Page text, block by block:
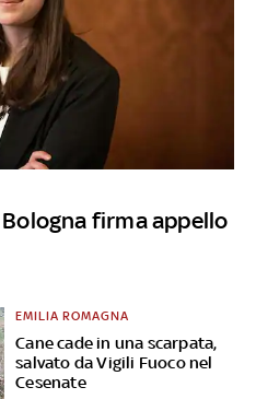
firma appello
Cane cade in una scarpata,
salvato da Vigili Fuoco nel
Cesenate
EMILIA ROMAGNA